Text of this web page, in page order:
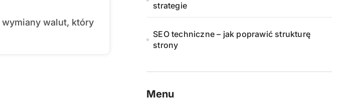
strategie
SEO techniczne – jak poprawić strukturę
strony
Menu